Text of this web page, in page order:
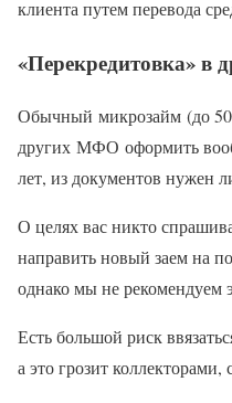
клиента путем перевода
«Перекредитовка»
Обычный микрозайм (до
других МФО оформить
лет, из документов нужен
О целях вас никто
направить новый заем на
однако мы не рекомендуем
Есть большой риск
а это грозит